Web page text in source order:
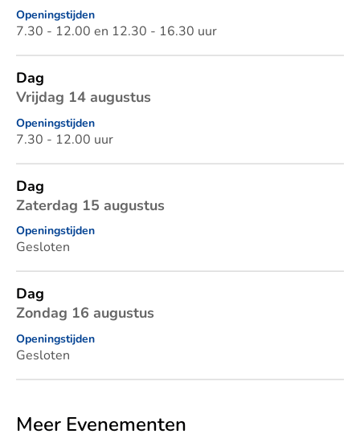
Openingstijden
7.30 - 12.00 en 12.30 - 16.30 uur
Dag
Vrijdag 14 augustus
Openingstijden
7.30 - 12.00 uur
Dag
Zaterdag 15 augustus
Openingstijden
Gesloten
Dag
Zondag 16 augustus
Openingstijden
Gesloten
Meer Evenementen